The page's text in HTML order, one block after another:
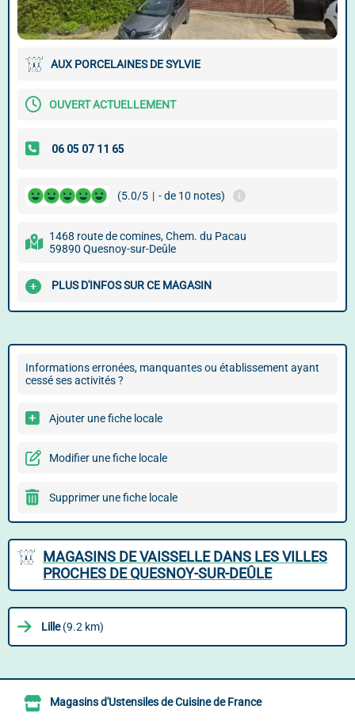
AUX PORCELAINES DE SYLVIE
OUVERT ACTUELLEMENT
(5.0/5 | - de 10 notes)
1468 route de comines, Chem. du Pacau
59890 Quesnoy-sur-Deûle
PLUS D'INFOS SUR CE MAGASIN
Informations erronées, manquantes ou établissement ayant
cessé ses activités ?
Ajouter une fiche locale
Modifier une fiche locale
Supprimer une fiche locale
MAGASINS DE VAISSELLE DANS LES VILLES
PROCHES DE QUESNOY-SUR-DEÛLE
Lille(9.2 km)
Magasins d'Ustensiles de Cuisine de France